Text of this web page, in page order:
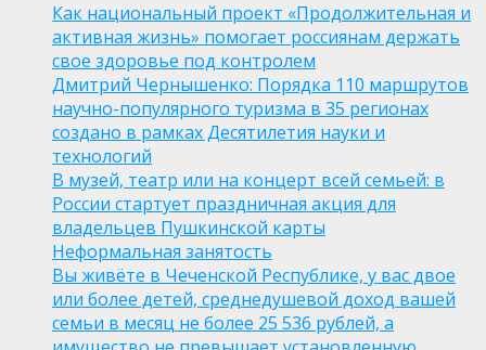
Как национальный проект «Продолжительная и
активная жизнь» помогает россиянам держать
свое здоровье под контролем
Дмитрий Чернышенко: Порядка 110 маршрутов
научно-популярного туризма в 35 регионах
создано в рамках Десятилетия науки и
технологий
В музей, театр или на концерт всей семьей: в
России стартует праздничная акция для
владельцев Пушкинской карты
Неформальная занятость
Вы живёте в Чеченской Республике, у вас двое
или более детей, среднедушевой доход вашей
семьи в месяц не более 25 536 рублей, а